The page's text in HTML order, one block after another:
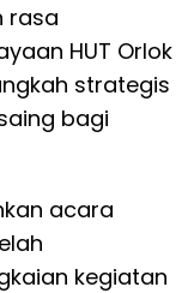
rasa
HUT Orlok
strategis
bagi
acara
kegiatan